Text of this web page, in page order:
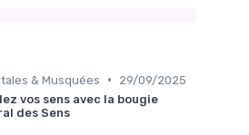
& Musquées •
29/09/2025
vos sens avec la bougie
des Sens